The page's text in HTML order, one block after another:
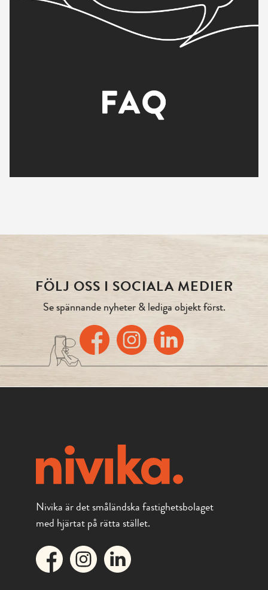
FÖLJ OSS I SOCIALA MEDIER
Se spännande nyheter & lediga objekt först.
Nivika är det småländska fastighetsbolaget
med hjärtat på rätta stället.